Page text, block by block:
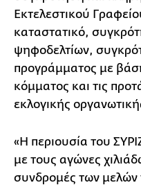
Εκτελεστικού
καταστατικό,
ψηφοδελτίων,
προγράμματος με
κόμματος και τις
εκλογικής
«Η περιουσία του
με τους αγώνες
συνδρομές των μελών